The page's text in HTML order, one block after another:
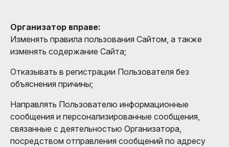
Организатор вправе:
Изменять правила пользования Сайтом, а также
изменять содержание Сайта;
Отказывать в регистрации Пользователя без
объяснения причины;
Направлять Пользователю информационные
сообщения и персонализированные сообщения,
связанные с деятельностью Организатора,
посредством отправления сообщений по адресу